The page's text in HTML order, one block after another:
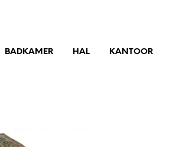
BADKAMER HAL KANTOOR